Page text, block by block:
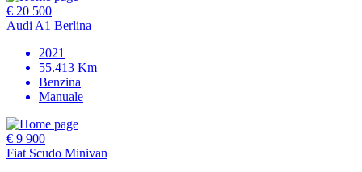
€ 20 500
Audi A1 Berlina
2021
55.413 Km
Benzina
Manuale
€ 9 900
Fiat Scudo Minivan